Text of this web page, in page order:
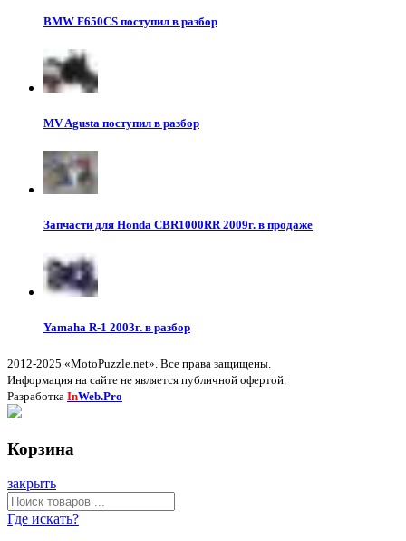
BMW F650CS поступил в разбор
MV Agusta поступил в разбор
Запчасти для Honda CBR1000RR 2009г. в продаже
Yamaha R-1 2003г. в разбор
2012-2025 «MotoPuzzle.net». Все права защищены.
Информация на сайте не является публичной офертой.
Разработка InWeb.Pro
Корзина
закрыть
Где искать?